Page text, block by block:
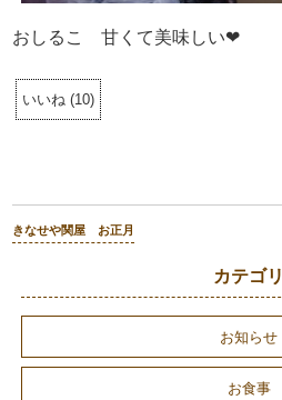
おしるこ 甘くて美味しい❤
いいね (10)
きなせや関屋 お正月
カテゴリ
お知らせ
お食事